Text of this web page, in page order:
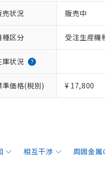
売状況 販売中
種区分 受注生産機
庫状況
準価格(税別) ¥ 17,800
相互干渉 周囲金属